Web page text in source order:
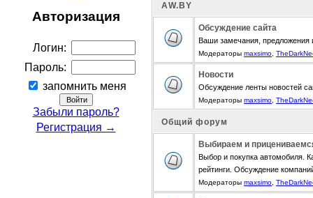
Авторизация
Логин:
Пароль:
запомнить меня
Забыли пароль?
Регистрация →
АW.BY
Обсуждение сайта
Ваши замечания, предложения
Модераторы maxsimo
Новости
Обсуждение ленты новостей
Модераторы maxsimo
Общий форум
Выбираем и
Выбор и покупка автомобиля.
рейтинги. Обсуждение
Модераторы maxsimo